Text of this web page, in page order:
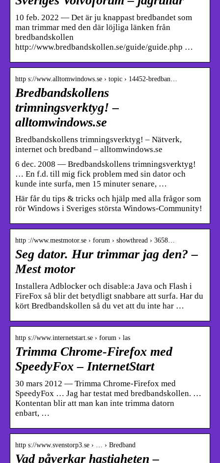
10 feb. 2022 — Det är ju knappast bredbandet som
man trimmar med den där löjliga länken från
bredbandskollen
http://www.bredbandskollen.se/guide/guide.php …
http s://www.alltomwindows.se › topic › 14452-bredban…
Bredbandskollens
trimningsverktyg! –
alltomwindows.se
Bredbandskollens trimningsverktyg! – Nätverk,
internet och bredband – alltomwindows.se
6 dec. 2008 — Bredbandskollens trimningsverktyg!
… En f.d. till mig fick problem med sin dator och
kunde inte surfa, men 15 minuter senare, …
Här får du tips & tricks och hjälp med alla frågor som
rör Windows i Sveriges största Windows-Community!
http ://www.mestmotor.se › forum › showthread › 3658…
Seg dator. Hur trimmar jag den? –
Mest motor
Installera Adblocker och disable:a Java och Flash i
FireFox så blir det betydligt snabbare att surfa. Har du
kört Bredbandskollen så du vet att du inte har …
http s://www.internetstart.se › forum › las
Trimma Chrome-Firefox med
SpeedyFox – InternetStart
30 mars 2012 — Trimma Chrome-Firefox med
SpeedyFox … Jag har testat med bredbandskollen. …
Kontentan blir att man kan inte trimma datorn
enbart, …
http s://www.svenstorp3.se › … › Bredband
Vad påverkar hastigheten –